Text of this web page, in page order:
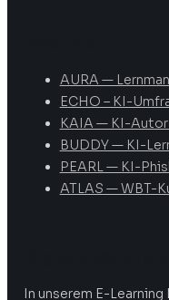
AURA —
ECHO – KI-
KAIA — KI-
BUDDY — KI-
PEARL — KI-
ATLAS — WBT-
In unserem E-